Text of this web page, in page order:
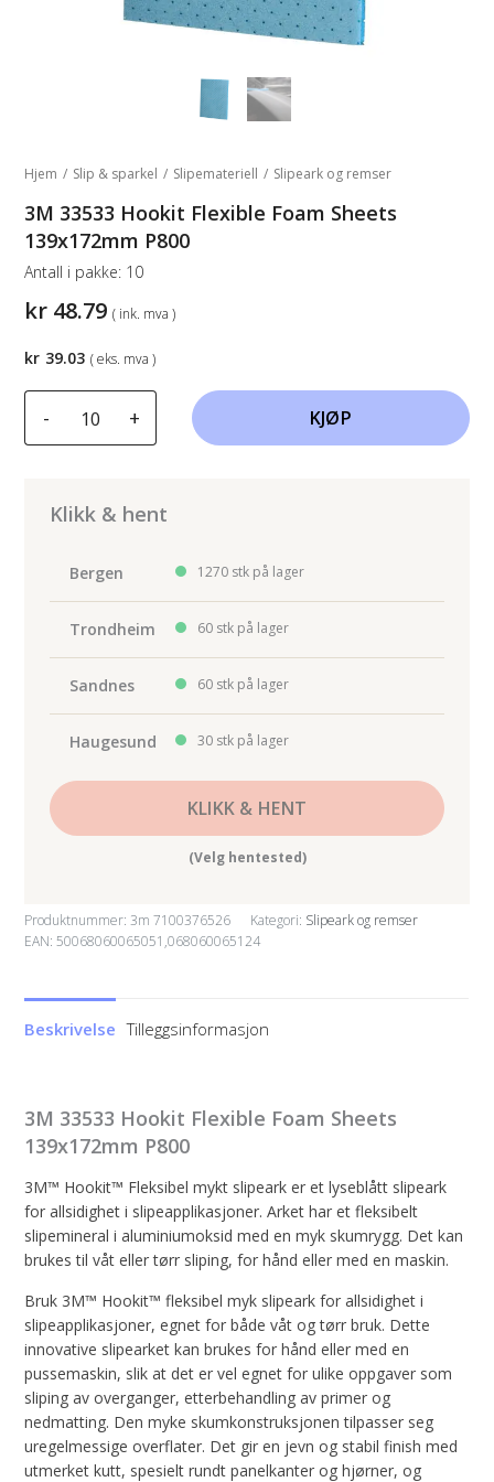
Hjem / Slip & sparkel / Slipemateriell / Slipeark og remser
3M 33533 Hookit Flexible Foam Sheets
139x172mm P800
kr 48.79 ( ink. mva )
Antall i pakke: 10
-
Foam
139x172mm
P800
+ KJØP
Klikk & hent
Bergen 1270 stk på lager
Trondheim 60 stk på lager
Sandnes 60 stk på lager
Haugesund 30 stk på lager
KLIKK & HENT
(Velg hentested)
Produktnummer:3m 7100376526 Kategori: Slipeark og remser
EAN: 50068060065051,068060065124
kr 39.03 ( eks. mva )
Beskrivelse Tilleggsinformasjon
3M 33533 Hookit Flexible Foam Sheets
139x172mm P800
3M™ Hookit™ Fleksibel mykt slipeark er et lyseblått slipeark
for allsidighet i slipeapplikasjoner. Arket har et fleksibelt
slipemineral i aluminiumoksid med en myk skumrygg. Det kan
brukes til våt eller tørr sliping, for hånd eller med en maskin.
Bruk 3M™ Hookit™ fleksibel myk slipeark for allsidighet i
slipeapplikasjoner, egnet for både våt og tørr bruk. Dette
innovative slipearket kan brukes for hånd eller med en
pussemaskin, slik at det er vel egnet for ulike oppgaver som
sliping av overganger, etterbehandling av primer og
nedmatting. Den myke skumkonstruksjonen tilpasser seg
uregelmessige overflater. Det gir en jevn og stabil finish med
utmerket kutt, spesielt rundt panelkanter og hjørner, og